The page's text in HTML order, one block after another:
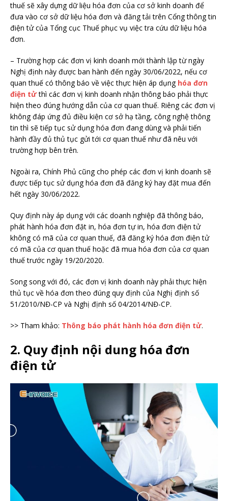
thuế sẽ xây dựng dữ liệu hóa đơn của cơ sở kinh doanh để
đưa vào cơ sở dữ liệu hóa đơn và đăng tải trên Cổng thông tin
điện tử của Tổng cục Thuế phục vụ việc tra cứu dữ liệu hóa
đơn.
– Trường hợp các đơn vị kinh doanh mới thành lập từ ngày
Nghị định này được ban hành đến ngày 30/06/2022, nếu cơ
quan thuế có thông báo về việc thực hiện áp dụng hóa đơn
điện tửthì các đơn vị kinh doanh nhận thông báo phải thực
hiện theo đúng hướng dẫn của cơ quan thuế. Riêng các đơn vị
không đáp ứng đủ điều kiện cơ sở hạ tầng, công nghệ thông
tin thì sẽ tiếp tục sử dụng hóa đơn đang dùng và phải tiến
hành đầy đủ thủ tục gửi tới cơ quan thuế như đã nêu với
trường hợp bên trên.
Ngoài ra, Chính Phủ cũng cho phép các đơn vị kinh doanh sẽ
được tiếp tục sử dụng hóa đơn đã đăng ký hay đặt mua đến
hết ngày 30/06/2022.
Quy định này áp dụng với các doanh nghiệp đã thông báo,
phát hành hóa đơn đặt in, hóa đơn tự in, hóa đơn điện tử
không có mã của cơ quan thuế, đã đăng ký hóa đơn điện tử
có mã của cơ quan thuế hoặc đã mua hóa đơn của cơ quan
thuế trước ngày 19/20/2020.
Song song với đó, các đơn vị kinh doanh này phải thực hiện
thủ tục về hóa đơn theo đúng quy định của Nghị định số
51/2010/NĐ-CP và Nghị định số 04/2014/NĐ-CP.
>> Tham khảo: Thông báo phát hành hóa đơn điện tử.
2. Quy định nội dung hóa đơn
điện tử